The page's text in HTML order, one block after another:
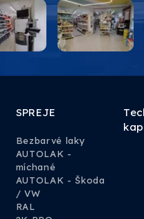
SPREJE
Bezbarvé laky
AUTOLAK -
míchané
AUTOLAK - Škoda
/ VW
RAL